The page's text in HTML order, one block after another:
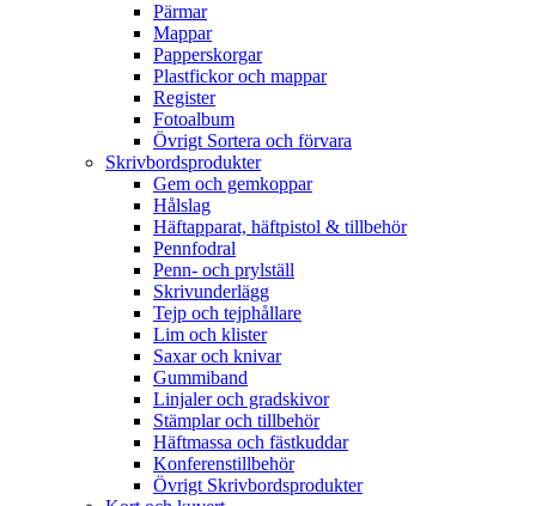
Pärmar
Mappar
Papperskorgar
Plastfickor och mappar
Register
Fotoalbum
Övrigt Sortera och förvara
Skrivbordsprodukter
Gem och gemkoppar
Hålslag
Häftapparat, häftpistol & tillbehör
Pennfodral
Penn- och prylställ
Skrivunderlägg
Tejp och tejphållare
Lim och klister
Saxar och knivar
Gummiband
Linjaler och gradskivor
Stämplar och tillbehör
Häftmassa och fästkuddar
Konferenstillbehör
Övrigt Skrivbordsprodukter